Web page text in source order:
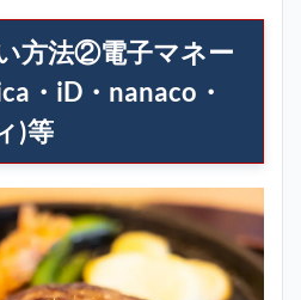
方法②電子マネー
・iD・nanaco・
)等